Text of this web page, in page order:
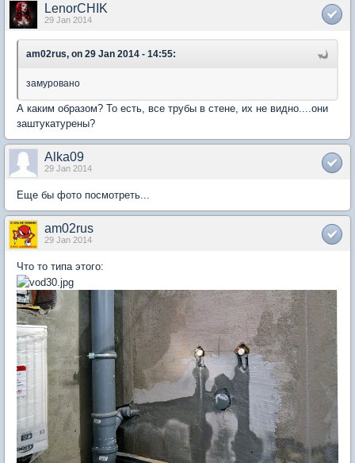
LenorCHIK
29 Jan 2014
am02rus, on 29 Jan 2014 - 14:55:
замуровано
А каким образом? То есть, все трубы в стене, их не видно....они
заштукатурены?
Alka09
29 Jan 2014
Еще бы фото посмотреть...
am02rus
29 Jan 2014
Что то типа этого: